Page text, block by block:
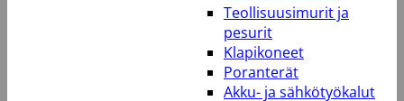
Teollisuusimurit ja
pesurit
Klapikoneet
Poranterät
Akku- ja sähkötyökalut